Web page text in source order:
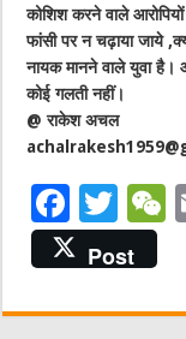
कोशिश करने वाले
फांसी पर न चढ़ाया जाये
नायक मानने वाले युवा है।
कोई गलती नहीं।
@ राकेश अचल
F
a
c
e
T
w
it
te
Post